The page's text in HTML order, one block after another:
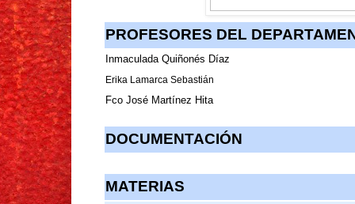
PROFESORES DEL
Inmaculada Quiñonés Díaz
Erika Lamarca Sebastián
Fco José Martínez Hita
DOCUMENTACIÓN
MATERIAS